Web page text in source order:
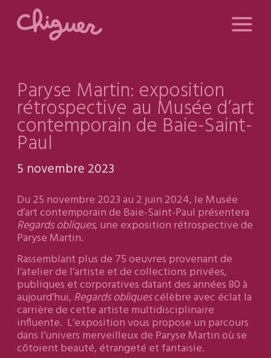
Paryse Martin: exposition
rétrospective au Musée d’art
contemporain de Baie-Saint-
Paul
5 novembre 2023
Du 25 novembre 2023 au 2 juin 2024, le Musée
d’art contemporain de Baie-Saint-Paul présentera
Regards obliques, une exposition rétrospective de
Paryse Martin.
Rassemblant plus de 75 oeuvres provenant de
l’atelier de l’artiste et de collections privées,
publiques et corporatives datant des années 80 à
aujourd’hui, Regards obliquescélèbre avec éclat la
carrière de cette artiste multidisciplinaire
influente. L’exposition vous propose un parcours
dans l’univers merveilleux de Paryse Martin où se
côtoient beauté, étrangeté et fantaisie.